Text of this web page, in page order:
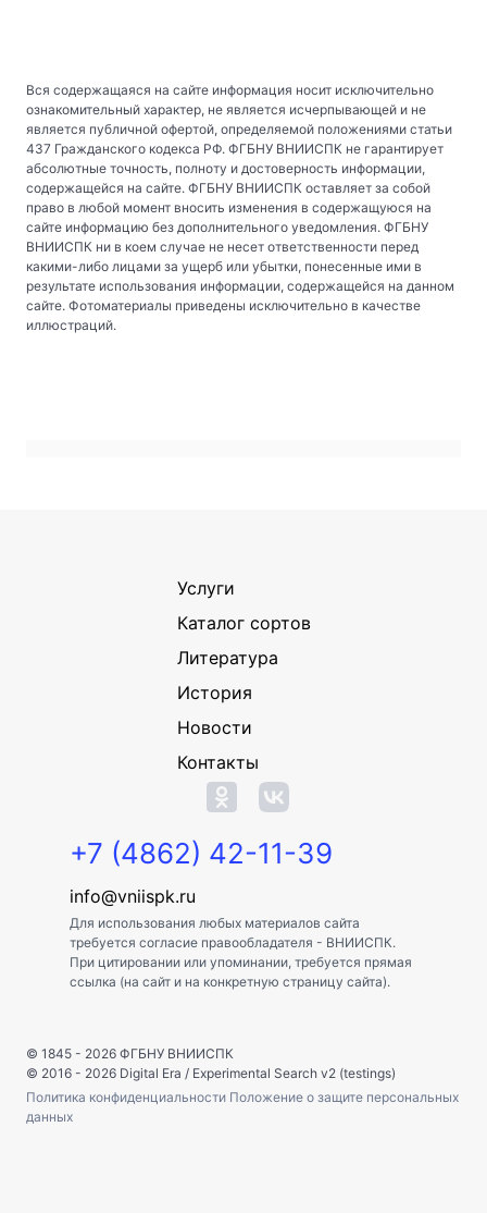
Вся содержащаяся на сайте информация носит исключительно
ознакомительный характер, не является исчерпывающей и не
является публичной офертой, определяемой положениями статьи
437 Гражданского кодекса РФ. ФГБНУ ВНИИСПК не гарантирует
абсолютные точность, полноту и достоверность информации,
содержащейся на сайте. ФГБНУ ВНИИСПК оставляет за собой
право в любой момент вносить изменения в содержащуюся на
сайте информацию без дополнительного уведомления. ФГБНУ
ВНИИСПК ни в коем случае не несет ответственности перед
какими-либо лицами за ущерб или убытки, понесенные ими в
результате использования информации, содержащейся на данном
сайте. Фотоматериалы приведены исключительно в качестве
иллюстраций.
Услуги
Каталог сортов
Литература
История
Новости
Контакты
+7 (4862) 42-11-39
info@vniispk.ru
Для использования любых материалов сайта
требуется согласие правообладателя - ВНИИСПК.
При цитировании или упоминании, требуется прямая
ссылка (на сайт и на конкретную страницу сайта).
© 1845 - 2026 ФГБНУ ВНИИСПК
© 2016 - 2026 Digital Era / Experimental Search v2 (testings)
Политика конфиденциальности Положение о защите персональных
данных